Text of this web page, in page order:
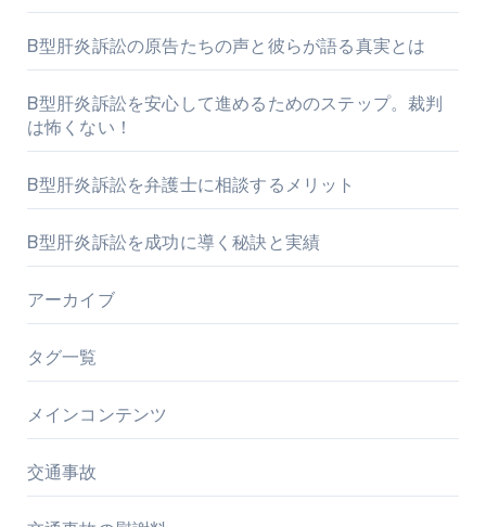
B型肝炎訴訟の原告たちの声と彼らが語る真実とは
B型肝炎訴訟を安心して進めるためのステップ。裁判
は怖くない！
B型肝炎訴訟を弁護士に相談するメリット
B型肝炎訴訟を成功に導く秘訣と実績
アーカイブ
タグ一覧
メインコンテンツ
交通事故